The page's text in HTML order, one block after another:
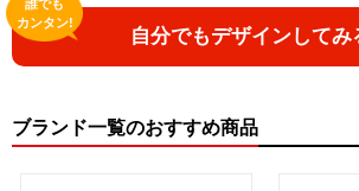
自分でもデザインしてみ
誰でも
カンタン!
ブランド一覧のおすすめ商品